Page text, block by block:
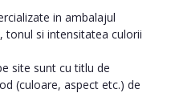
in ambalajul
tonul si intensitatea culorii
site sunt cu titlu de
(culoare, aspect etc.) de